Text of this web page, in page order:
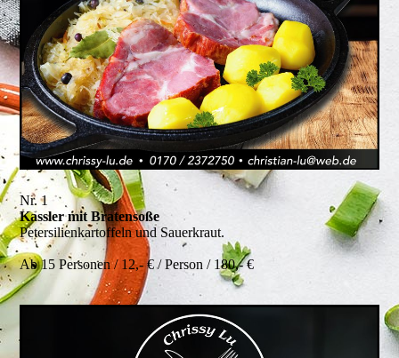
Nr. 1
Kassler mit Bratensoße
Petersilienkartoffeln und Sauerkraut.
Ab 15 Personen / 12,- € / Person / 180,- €